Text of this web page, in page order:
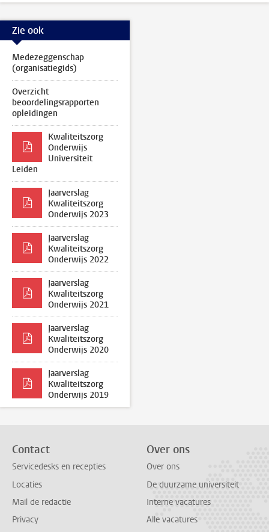
Zie ook
Medezeggenschap
(organisatiegids)
Overzicht
beoordelingsrapporten
opleidingen
Kwaliteitszorg
Onderwijs
Universiteit
Leiden
Jaarverslag
Kwaliteitszorg
Onderwijs 2023
Jaarverslag
Kwaliteitszorg
Onderwijs 2022
Jaarverslag
Kwaliteitszorg
Onderwijs 2021
Jaarverslag
Kwaliteitszorg
Onderwijs 2020
Jaarverslag
Kwaliteitszorg
Onderwijs 2019
Contact
Servicedesks en recepties
Locaties
Mail de redactie
Privacy
Over ons
Over ons
De duurzame universiteit
Interne vacatures
Alle vacatures